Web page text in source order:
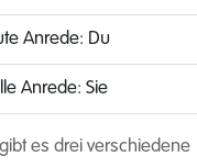
Anrede: Du
Anrede: Sie
es drei verschiedene